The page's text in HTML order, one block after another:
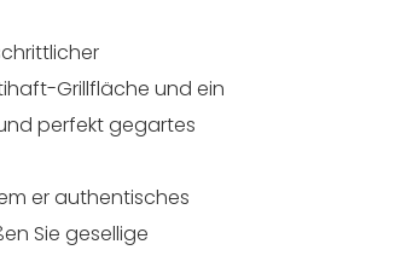
Grillfläche und ein
perfekt gegartes
er authentisches
Sie gesellige